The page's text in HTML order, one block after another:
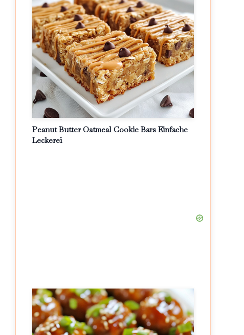
Peanut Butter Oatmeal Cookie Bars Einfache
Leckerei